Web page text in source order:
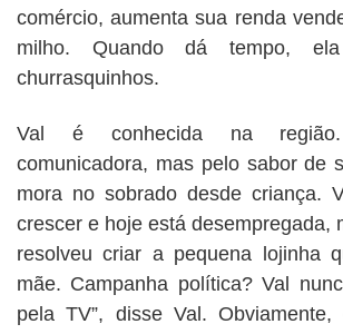
comércio, aumenta sua renda
milho. Quando dá tempo,
churrasquinhos.
Val é conhecida na
comunicadora, mas pelo sabor de
mora no sobrado desde criança.
crescer e hoje está desempregada,
resolveu criar a pequena lojinha
mãe. Campanha política? Val
pela TV”, disse Val.